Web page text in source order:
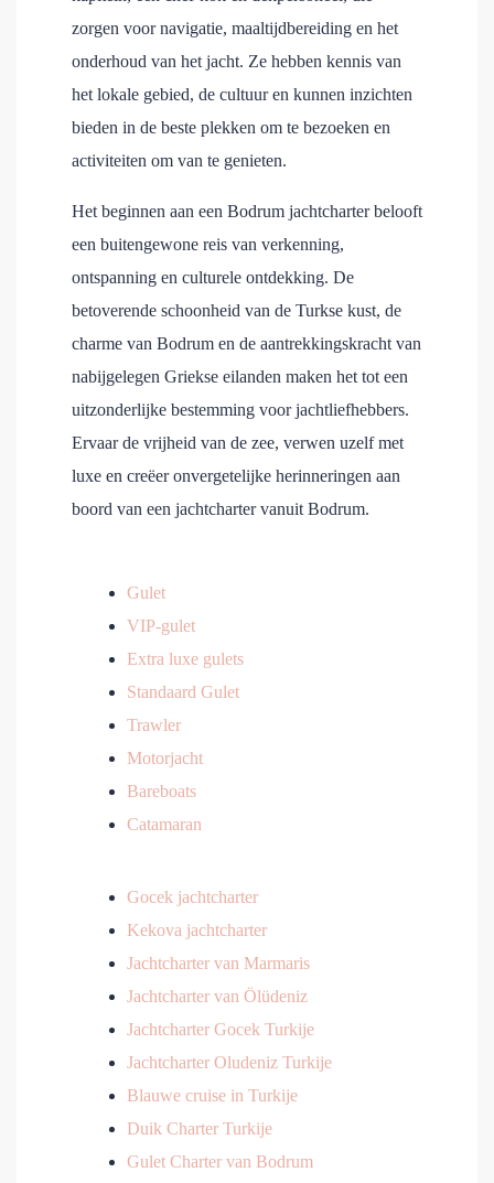
zorgen voor navigatie, maaltijdbereiding en het
onderhoud van het jacht. Ze hebben kennis van
het lokale gebied, de cultuur en kunnen inzichten
bieden in de beste plekken om te bezoeken en
activiteiten om van te genieten.
Het beginnen aan een Bodrum jachtcharter belooft
een buitengewone reis van verkenning,
ontspanning en culturele ontdekking. De
betoverende schoonheid van de Turkse kust, de
charme van Bodrum en de aantrekkingskracht van
nabijgelegen Griekse eilanden maken het tot een
uitzonderlijke bestemming voor jachtliefhebbers.
Ervaar de vrijheid van de zee, verwen uzelf met
luxe en creëer onvergetelijke herinneringen aan
boord van een jachtcharter vanuit Bodrum.
Gulet
VIP-gulet
Extra luxe gulets
Standaard Gulet
Trawler
Motorjacht
Bareboats
Catamaran
Gocek jachtcharter
Kekova jachtcharter
Jachtcharter van Marmaris
Jachtcharter van Ölüdeniz
Jachtcharter Gocek Turkije
Jachtcharter Oludeniz Turkije
Blauwe cruise in Turkije
Duik Charter Turkije
Gulet Charter van Bodrum